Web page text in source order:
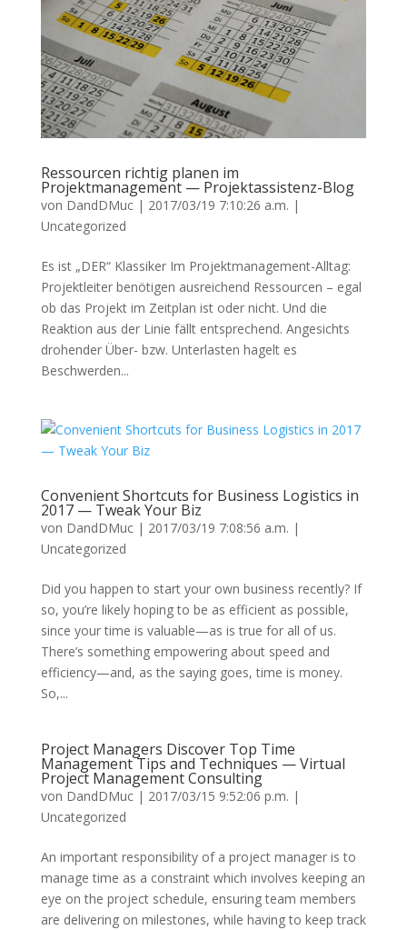
Ressourcen richtig planen im
Projektmanagement — Projektassistenz-Blog
von DandDMuc| 2017/03/19 7:10:26 a.m. |
Uncategorized
Es ist „DER“ Klassiker Im Projektmanagement-Alltag:
Projektleiter benötigen ausreichend Ressourcen – egal
ob das Projekt im Zeitplan ist oder nicht. Und die
Reaktion aus der Linie fällt entsprechend. Angesichts
drohender Über- bzw. Unterlasten hagelt es
Beschwerden...
Convenient Shortcuts for Business Logistics in
2017 — Tweak Your Biz
von DandDMuc| 2017/03/19 7:08:56 a.m. |
Uncategorized
Did you happen to start your own business recently? If
so, you’re likely hoping to be as efficient as possible,
since your time is valuable—as is true for all of us.
There’s something empowering about speed and
efficiency—and, as the saying goes, time is money.
So,...
Project Managers Discover Top Time
Management Tips and Techniques — Virtual
Project Management Consulting
von DandDMuc| 2017/03/15 9:52:06 p.m. |
Uncategorized
An important responsibility of a project manager is to
manage time as a constraint which involves keeping an
eye on the project schedule, ensuring team members
are delivering on milestones, while having to keep track